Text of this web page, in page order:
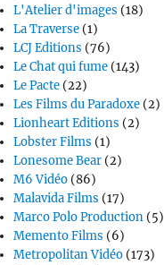
L'Atelier d'images (18)
La Traverse (1)
LCJ Editions (76)
Le Chat qui fume (143)
Le Pacte (22)
Les Films du Paradoxe (2)
Lionheart Editions (2)
Lobster Films (1)
Lonesome Bear (2)
M6 Vidéo (86)
Malavida Films (17)
Marco Polo Production (5)
Memento Films (6)
Metropolitan Vidéo (173)